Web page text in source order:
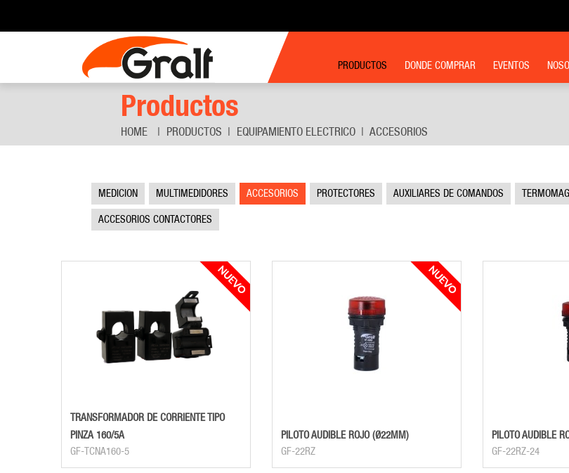
PRODUCTOS DONDE COMPRAR EVENTOS
Productos
HOME PRODUCTOS EQUIPAMIENTO ELECTRICO ACCESORIOS
MEDICION MULTIMEDIDORES ACCESORIOS PROTECTORES AUXILIARES DE COMANDOS
ACCESORIOS CONTACTORES
TRANSFORMADOR DE CORRIENTE TIPO
PINZA 160/5A
GF-TCNA160-5
PILOTO AUDIBLE ROJO (Ø22MM)
GF-22RZ
PILOTO AUDIBLE
GF-22RZ-24